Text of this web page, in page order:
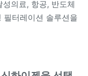
의료, 항공, 반도체
필터레이션 솔루션을